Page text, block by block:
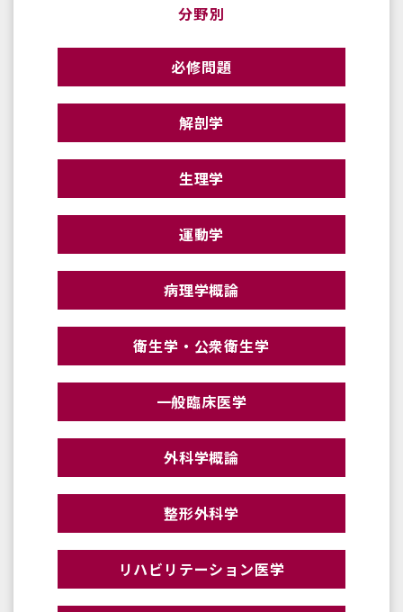
分野別
必修問題
解剖学
生理学
運動学
病理学概論
衛生学・公衆衛生学
一般臨床医学
外科学概論
整形外科学
リハビリテーション医学